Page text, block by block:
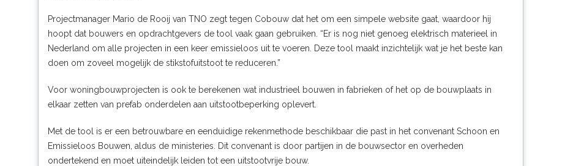
Projectmanager Mario de Rooij van TNO zegt tegen Cobouw dat het om een simpele website gaat, waardoor hij
hoopt dat bouwers en opdrachtgevers de tool vaak gaan gebruiken. “Er is nog niet genoeg elektrisch materieel in
Nederland om alle projecten in een keer emissieloos uit te voeren. Deze tool maakt inzichtelijk wat je het beste kan
doen om zoveel mogelijk de stikstofuitstoot te reduceren.”
Voor woningbouwprojecten is ook te berekenen wat industrieel bouwen in fabrieken of het op de bouwplaats in
elkaar zetten van prefab onderdelen aan uitstootbeperking oplevert.
Met de tool is er een betrouwbare en eenduidige rekenmethode beschikbaar die past in het convenant Schoon en
Emissieloos Bouwen, aldus de ministeries. Dit convenant is door partijen in de bouwsector en overheden
ondertekend en moet uiteindelijk leiden tot een uitstootvrije bouw.